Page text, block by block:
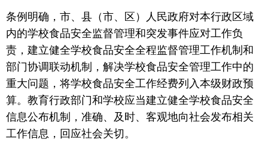
条例明确，市、县（市、区）人民政府对本行政区域
内的学校食品安全监督管理和突发事件应对工作负
责，建立健全学校食品安全全程监督管理工作机制和
部门协调联动机制，解决学校食品安全管理工作中的
重大问题，将学校食品安全工作经费列入本级财政预
算。教育行政部门和学校应当建立健全学校食品安全
信息公布机制，准确、及时、客观地向社会发布相关
工作信息，回应社会关切。